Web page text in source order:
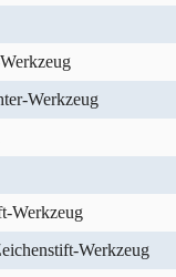
Werkzeug
Werkzeug
Werkzeug